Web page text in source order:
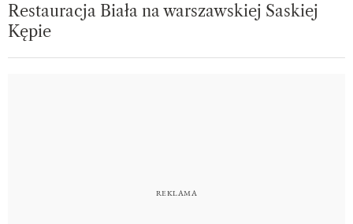
Restauracja Biała na warszawskiej Saskiej
Kępie